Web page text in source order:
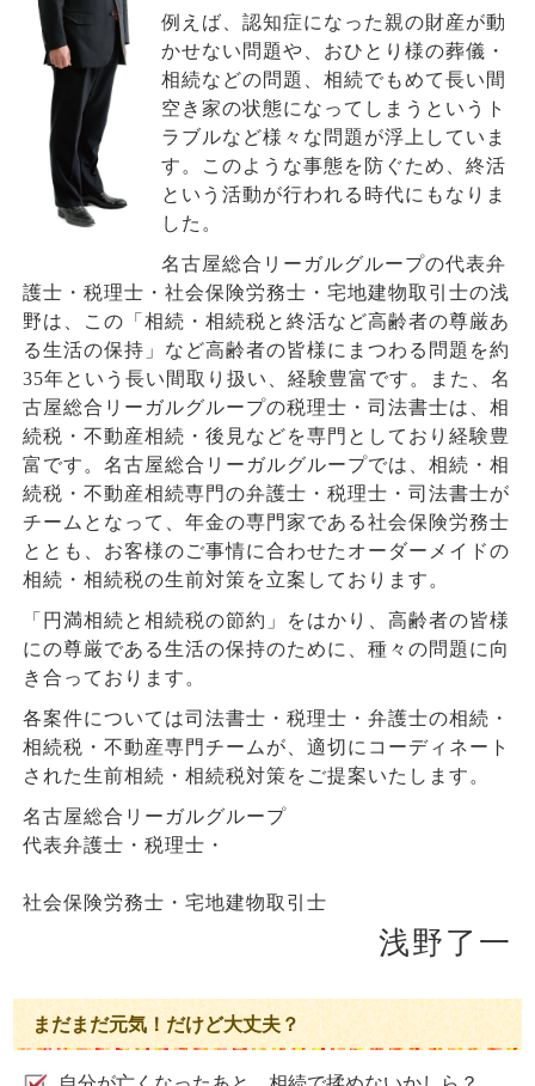
例えば、認知症になった親の財産が動
かせない問題や、おひとり様の葬儀・
相続などの問題、相続でもめて長い間
空き家の状態になってしまうというト
ラブルなど様々な問題が浮上していま
す。このような事態を防ぐため、終活
という活動が行われる時代にもなりま
した。
名古屋総合リーガルグループの代表弁
護士・税理士・社会保険労務士・宅地建物取引士の浅
野は、この「相続・相続税と終活など高齢者の尊厳あ
る生活の保持」など高齢者の皆様にまつわる問題を約
35年という長い間取り扱い、経験豊富です。また、名
古屋総合リーガルグループの税理士・司法書士は、相
続税・不動産相続・後見などを専門としており経験豊
富です。名古屋総合リーガルグループでは、相続・相
続税・不動産相続専門の弁護士・税理士・司法書士が
チームとなって、年金の専門家である社会保険労務士
ととも、お客様のご事情に合わせたオーダーメイドの
相続・相続税の生前対策を立案しております。
「円満相続と相続税の節約」をはかり、高齢者の皆様
にの尊厳である生活の保持のために、種々の問題に向
き合っております。
各案件については司法書士・税理士・弁護士の相続・
相続税・不動産専門チームが、適切にコーディネート
された生前相続・相続税対策をご提案いたします。
名古屋総合リーガルグループ
代表弁護士・税理士・
社会保険労務士・宅地建物取引士
浅野了一
まだまだ元気！だけど大丈夫？